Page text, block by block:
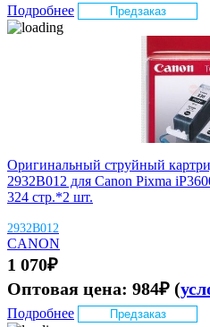
Подробнее Предзаказ
Оригинальный струйный
2932B012 для Canon Pixma
324 стр.*2 шт.
2932B012
CANON
1 070₽
Оптовая цена: 984₽ (
Подробнее Предзаказ